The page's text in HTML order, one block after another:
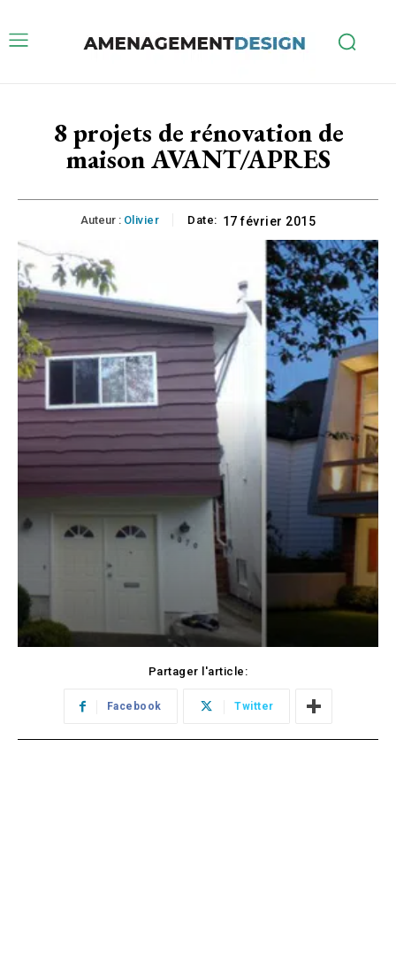
8 projets de rénovation de
maison AVANT/APRES
Auteur : Olivier Date: 17 février 2015
Partager l'article:
Facebook Twitter